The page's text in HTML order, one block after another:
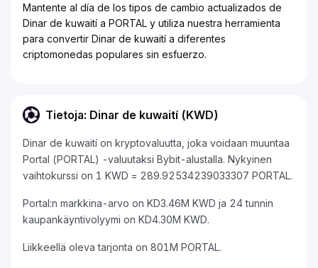
Mantente al día de los tipos de cambio actualizados de
Dinar de kuwaití a PORTAL y utiliza nuestra herramienta
para convertir Dinar de kuwaití a diferentes
criptomonedas populares sin esfuerzo.
Tietoja: Dinar de kuwaití (KWD)
Dinar de kuwaití on kryptovaluutta, joka voidaan muuntaa
Portal (PORTAL) -valuutaksi Bybit-alustalla. Nykyinen
vaihtokurssi on 1 KWD = 289.92534239033307 PORTAL.
Portal:n markkina-arvo on KD3.46M KWD ja 24 tunnin
kaupankäyntivolyymi on KD4.30M KWD.
Liikkeellä oleva tarjonta on 801M PORTAL.